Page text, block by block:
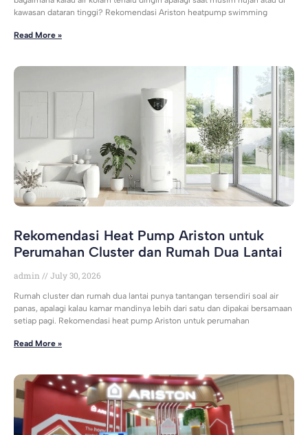
kawasan dataran tinggi? Rekomendasi Ariston heatpump swimming
Read More »
Rekomendasi Heat Pump Ariston untuk
Perumahan Cluster dan Rumah Dua Lantai
admin July 30, 2026
Rumah cluster dan rumah dua lantai punya tantangan tersendiri soal air
panas, apalagi kalau kamar mandinya lebih dari satu dan dipakai bersamaan
setiap pagi. Rekomendasi heat pump Ariston untuk perumahan
Read More »